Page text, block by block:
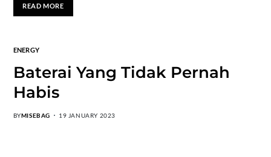
READ MORE
ENERGY
Baterai Yang Tidak Pernah
Habis
BYMISEBAG 19 JANUARY 2023